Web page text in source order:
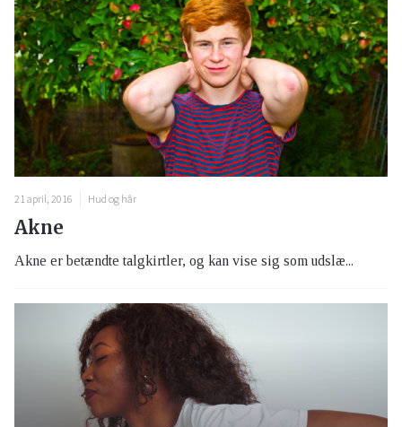
21 april, 2016 Hud og hår
Akne
Akne er betændte talgkirtler, og kan vise sig som udslæ...